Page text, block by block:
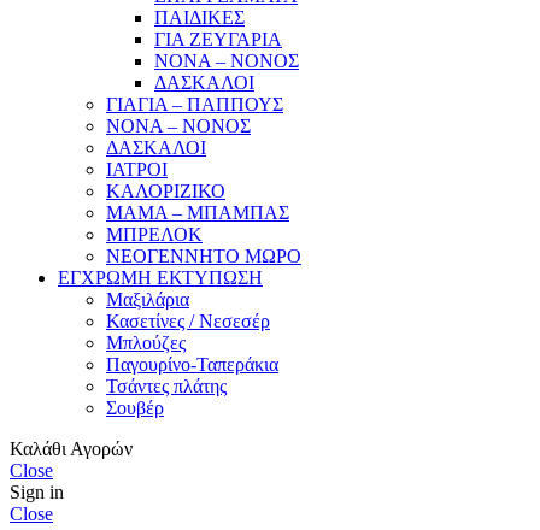
ΠΑΙΔΙΚΕΣ
ΓΙΑ ΖΕΥΓΑΡΙΑ
ΝΟΝΑ – ΝΟΝΟΣ
ΔΑΣΚΑΛΟΙ
ΓΙΑΓΙΑ – ΠΑΠΠΟΥΣ
ΝΟΝΑ – ΝΟΝΟΣ
ΔΑΣΚΑΛΟΙ
ΙΑΤΡΟΙ
ΚΑΛΟΡΙΖΙΚΟ
ΜΑΜΑ – ΜΠΑΜΠΑΣ
ΜΠΡΕΛΟΚ
ΝΕΟΓΕΝΝΗΤΟ ΜΩΡΟ
ΕΓΧΡΩΜΗ ΕΚΤΥΠΩΣΗ
Μαξιλάρια
Κασετίνες / Νεσεσέρ
Μπλούζες
Παγουρίνο-Ταπεράκια
Τσάντες πλάτης
Σουβέρ
Καλάθι Αγορών
Close
Sign in
Close